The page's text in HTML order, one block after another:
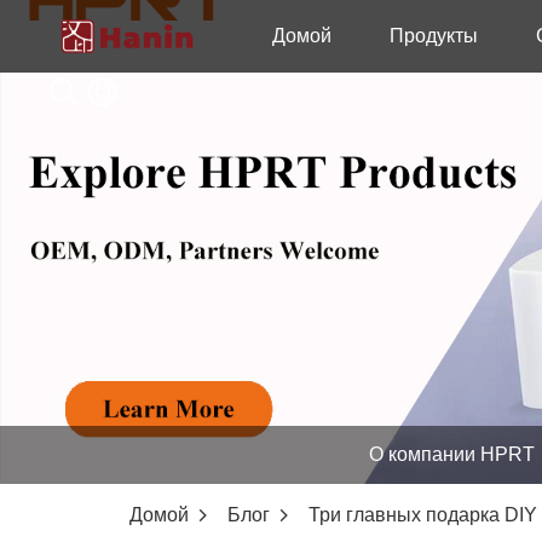
Домой Продукты
О компании HPRT
Домой Блог Три главных подарка